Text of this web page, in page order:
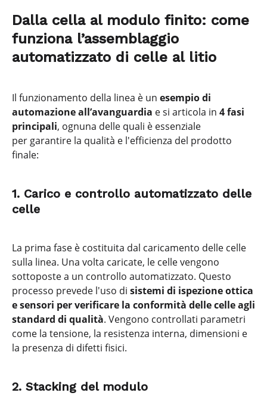
Dalla cella al modulo finito: come
funziona l’assemblaggio
automatizzato di celle al litio
Il funzionamento della linea è un esempio di
automazione all’avanguardia e si articola in 4 fasi
principali, ognuna delle quali è essenziale
per garantire la qualità e l'efficienza del prodotto
finale:
1. Carico e controllo automatizzato delle
celle
La prima fase è costituita dal caricamento delle celle
sulla linea. Una volta caricate, le celle vengono
sottoposte a un controllo automatizzato. Questo
processo prevede l'uso di sistemi di ispezione ottica
e sensori per verificare la conformità delle celle agli
standard di qualità. Vengono controllati parametri
come la tensione, la resistenza interna, dimensioni e
la presenza di difetti fisici.
2. Stacking del modulo